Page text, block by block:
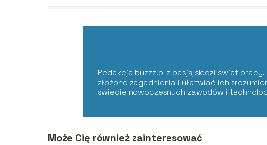
Redakcja buzzz.pl z pasją śledzi świat
złożone zagadnienia i ułatwiać ich
świecie nowoczesnych zawodów i
Może Cię również zainteresować